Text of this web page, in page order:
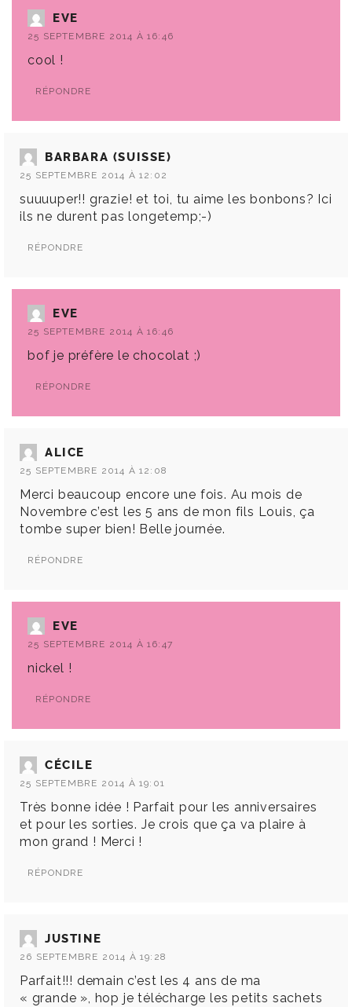
EVE
25 SEPTEMBRE 2014 À 16:46
cool !
RÉPONDRE
BARBARA (SUISSE)
25 SEPTEMBRE 2014 À 12:02
suuuuper!! grazie! et toi, tu aime les bonbons? Ici
ils ne durent pas longetemp;-)
RÉPONDRE
EVE
25 SEPTEMBRE 2014 À 16:46
bof je préfère le chocolat ;)
RÉPONDRE
ALICE
25 SEPTEMBRE 2014 À 12:08
Merci beaucoup encore une fois. Au mois de
Novembre c’est les 5 ans de mon fils Louis, ça
tombe super bien! Belle journée.
RÉPONDRE
EVE
25 SEPTEMBRE 2014 À 16:47
nickel !
RÉPONDRE
CÉCILE
25 SEPTEMBRE 2014 À 19:01
Très bonne idée ! Parfait pour les anniversaires
et pour les sorties. Je crois que ça va plaire à
mon grand ! Merci !
RÉPONDRE
JUSTINE
26 SEPTEMBRE 2014 À 19:28
Parfait!!! demain c’est les 4 ans de ma
« grande », hop je télécharge les petits sachets